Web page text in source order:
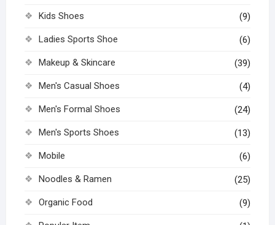
Kids Shoes (9)
Ladies Sports Shoe (6)
Makeup & Skincare (39)
Men's Casual Shoes (4)
Men's Formal Shoes (24)
Men's Sports Shoes (13)
Mobile (6)
Noodles & Ramen (25)
Organic Food (9)